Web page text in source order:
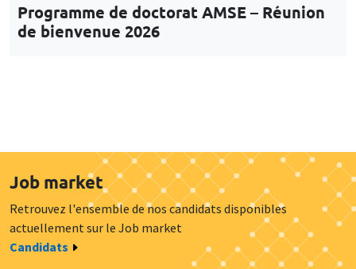
Programme de doctorat AMSE – Réunion
de bienvenue 2026
Job market
Retrouvez l'ensemble de nos candidats disponibles
actuellement sur le Job market
Candidats